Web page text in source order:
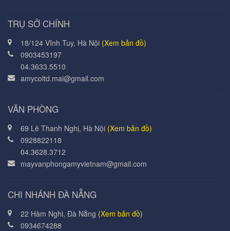
TRỤ SỞ CHÍNH
18/124 Vĩnh Tuy, Hà Nội (Xem bản đồ)
0903453197
04.3633.5510
amycoltd.mai@gmail.com
VĂN PHÒNG
69 Lê Thanh Nghị, Hà Nội (Xem bản đồ)
0928822118
04.3628.3712
mayvanphongamyvietnam@gmail.com
CHI NHÁNH ĐÀ NẴNG
22 Hàm Nghi, Đà Nẵng (Xem bản đồ)
0934674288